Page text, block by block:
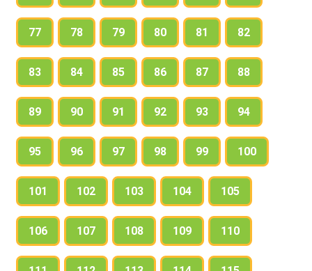
77 78 79 80 81 82
83 84 85 86 87 88
89 90 91 92 93 94
95 96 97 98 99 100
101 102 103 104 105
106 107 108 109 110